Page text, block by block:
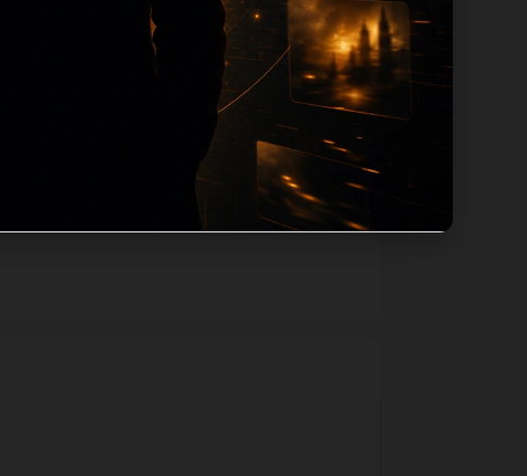
一个入口跳转到同类页面、专题合集和热榜
和后续采集归类的承接作用。